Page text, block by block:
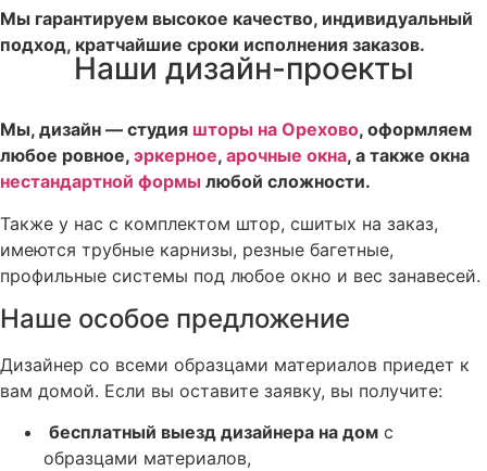
Мы гарантируем высокое качество, индивидуальный
подход, кратчайшие сроки исполнения заказов.
Наши дизайн-проекты
Мы, дизайн — студия шторы на Орехово, оформляем
любое ровное, эркерное, арочные окна, а также окна
нестандартной формы любой сложности.
Также у нас с комплектом штор, сшитых на заказ,
имеются трубные карнизы, резные багетные,
профильные системы под любое окно и вес занавесей.
Наше особое предложение
Дизайнер со всеми образцами материалов приедет к
вам домой. Если вы оставите заявку, вы получите:
бесплатный выезд дизайнера на дом с
образцами материалов,